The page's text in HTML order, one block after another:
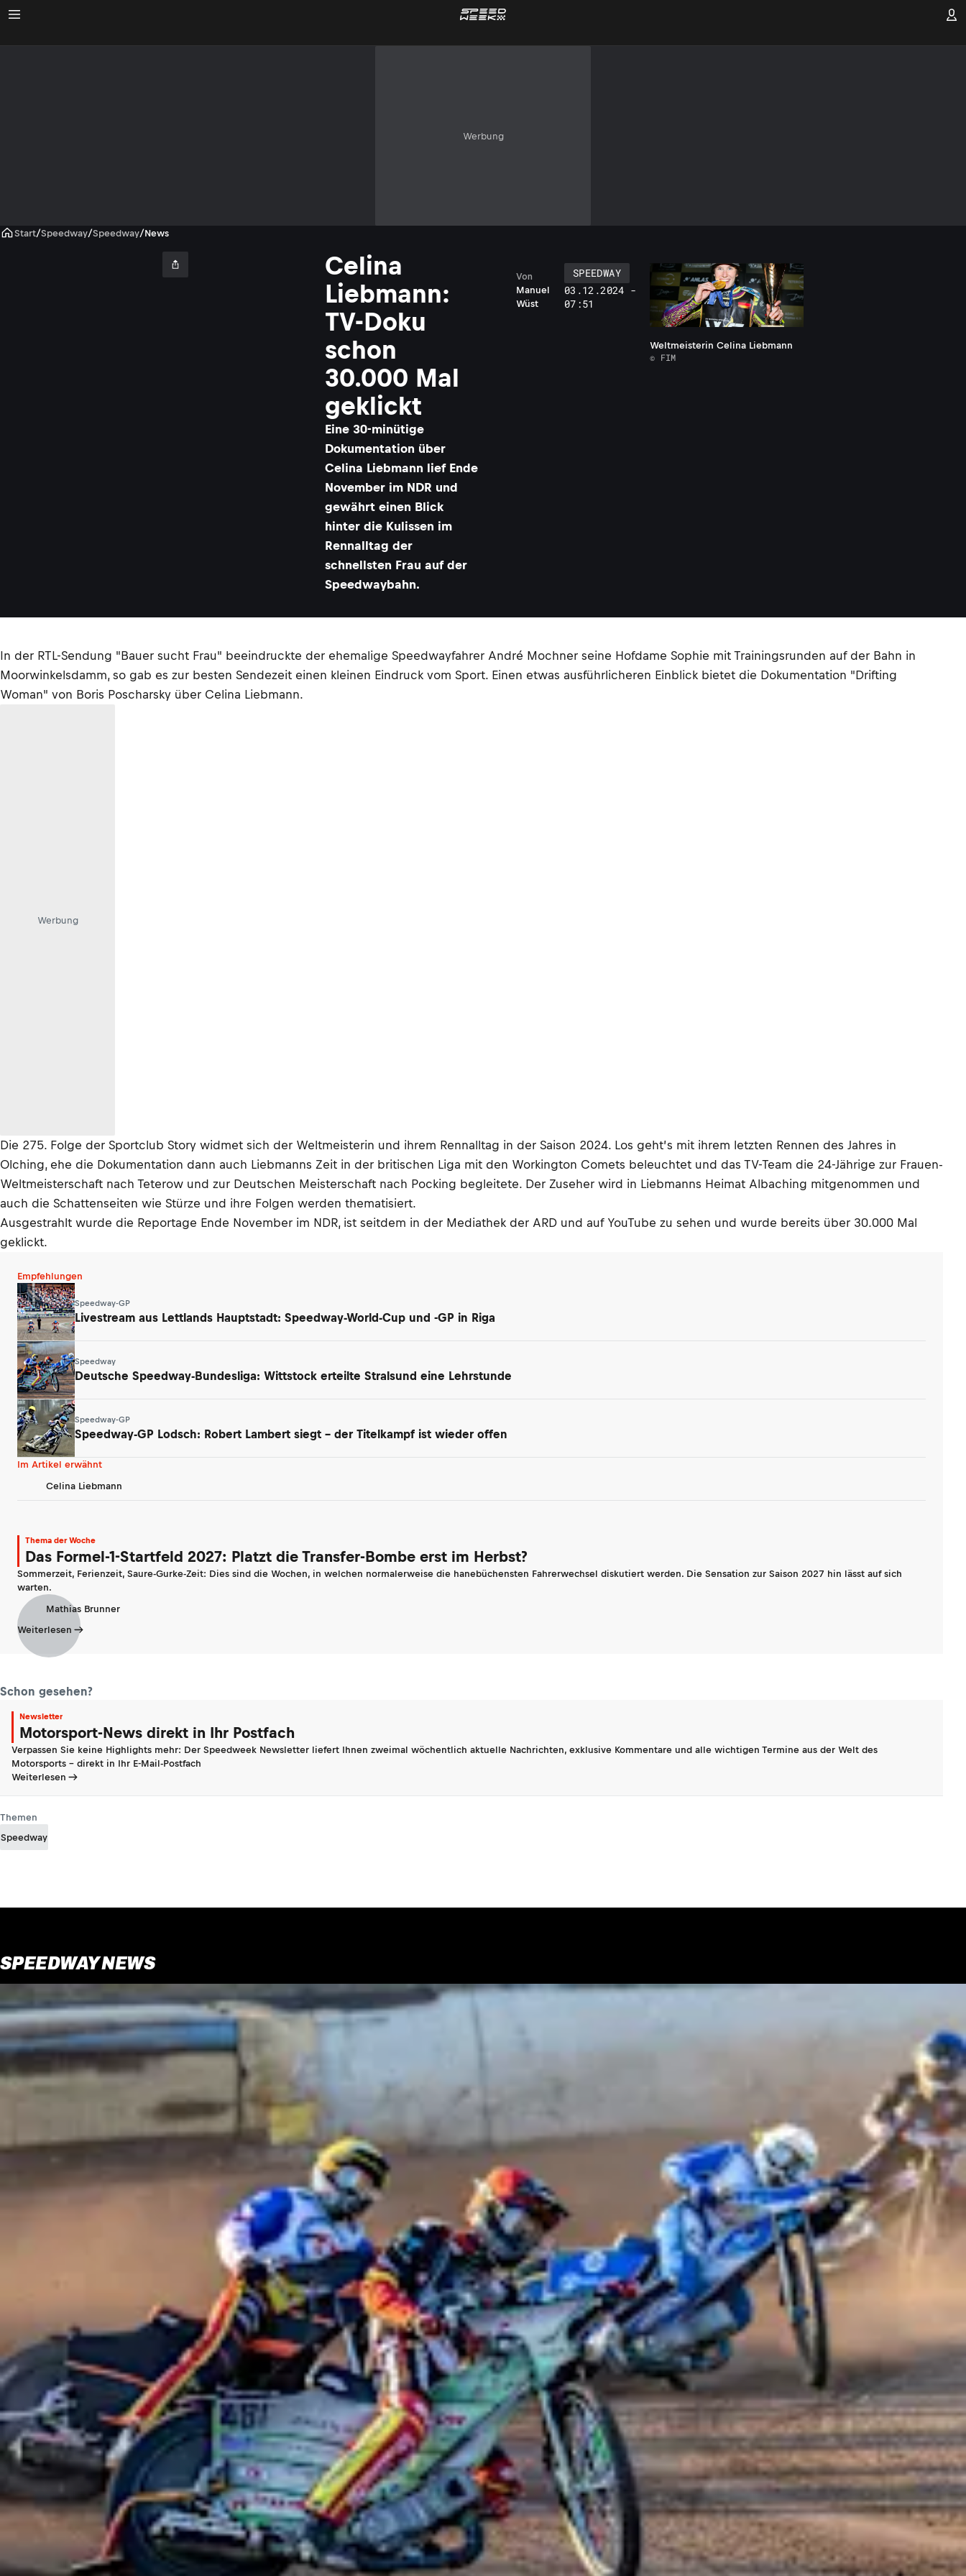
Werbung
Start/Speedway/Speedway/News
Celina
Liebmann:
TV-Doku
schon
30.000 Mal
geklickt
Eine 30-minütige
Dokumentation über
Celina Liebmann lief Ende
November im NDR und
gewährt einen Blick
hinter die Kulissen im
Rennalltag der
schnellsten Frau auf der
Speedwaybahn.
Manuel
Wüst
Von
SPEEDWAY
03.12.2024 -
07:51
Weltmeisterin Celina Liebmann
© FIM
In der RTL-Sendung "Bauer sucht Frau" beeindruckte der ehemalige Speedwayfahrer André Mochner seine Hofdame Sophie mit Trainingsrunden auf der Bahn in
Moorwinkelsdamm, so gab es zur besten Sendezeit einen kleinen Eindruck vom Sport. Einen etwas ausführlicheren Einblick bietet die Dokumentation "Drifting
Woman" von Boris Poscharsky über Celina Liebmann.
Werbung
Die 275. Folge der Sportclub Story widmet sich der Weltmeisterin und ihrem Rennalltag in der Saison 2024. Los geht’s mit ihrem letzten Rennen des Jahres in
Olching, ehe die Dokumentation dann auch Liebmanns Zeit in der britischen Liga mit den Workington Comets beleuchtet und das TV-Team die 24-Jährige zur Frauen-
Weltmeisterschaft nach Teterow und zur Deutschen Meisterschaft nach Pocking begleitete. Der Zuseher wird in Liebmanns Heimat Albaching mitgenommen und
auch die Schattenseiten wie Stürze und ihre Folgen werden thematisiert.
Ausgestrahlt wurde die Reportage Ende November im NDR, ist seitdem in der Mediathek der ARD und auf YouTube zu sehen und wurde bereits über 30.000 Mal
geklickt.
Empfehlungen
Speedway-GP
Livestream aus Lettlands Hauptstadt: Speedway-World-Cup und -GP in Riga
Speedway
Deutsche Speedway-Bundesliga: Wittstock erteilte Stralsund eine Lehrstunde
Speedway-GP
Speedway-GP Lodsch: Robert Lambert siegt – der Titelkampf ist wieder offen
Im Artikel erwähnt
Celina Liebmann
Thema der Woche
Das Formel-1-Startfeld 2027: Platzt die Transfer-Bombe erst im Herbst?
Sommerzeit, Ferienzeit, Saure-Gurke-Zeit: Dies sind die Wochen, in welchen normalerweise die hanebüchensten Fahrerwechsel diskutiert werden. Die Sensation zur Saison 2027 hin lässt auf sich
warten.
Mathias Brunner
Weiterlesen
Schon gesehen?
Newsletter
Motorsport-News direkt in Ihr Postfach
Verpassen Sie keine Highlights mehr: Der Speedweek Newsletter liefert Ihnen zweimal wöchentlich aktuelle Nachrichten, exklusive Kommentare und alle wichtigen Termine aus der Welt des
Motorsports - direkt in Ihr E-Mail-Postfach
Weiterlesen
Themen
Speedway
SPEEDWAY NEWS